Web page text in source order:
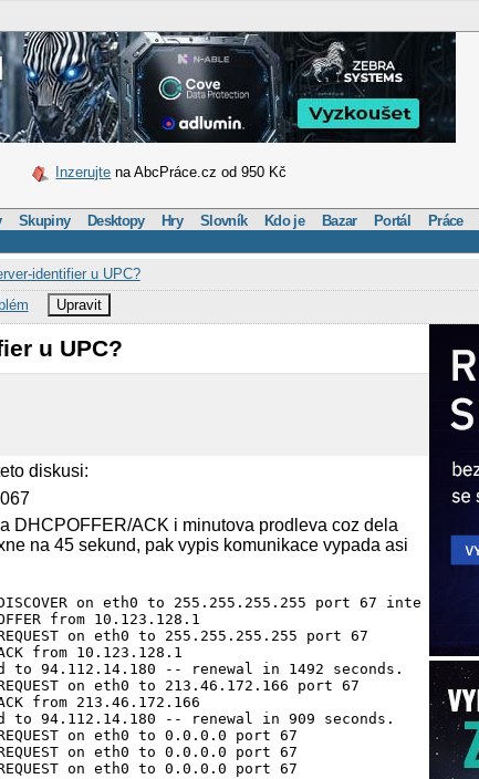
Inzerujte na AbcPráce.cz od 950 Kč
Skupiny Desktopy Hry Slovník Kdo je Bazar Portál Práce
identifier u UPC?
Upravit
u UPC?
diskusi:
DHCPOFFER/ACK i minutova prodleva coz dela
na 45 sekund, pak vypis komunikace vypada asi
on eth0 to 255.255.255.255 port 67 interval 5
from 10.123.128.1
on eth0 to 255.255.255.255 port 67
from 10.123.128.1
to 94.112.14.180 -- renewal in 1492 seconds.
on eth0 to 213.46.172.166 port 67
from 213.46.172.166
to 94.112.14.180 -- renewal in 909 seconds.
on eth0 to 0.0.0.0 port 67
on eth0 to 0.0.0.0 port 67
on eth0 to 0.0.0.0 port 67